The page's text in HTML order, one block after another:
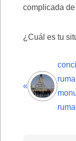
complicada
¿Cuál es tu
«